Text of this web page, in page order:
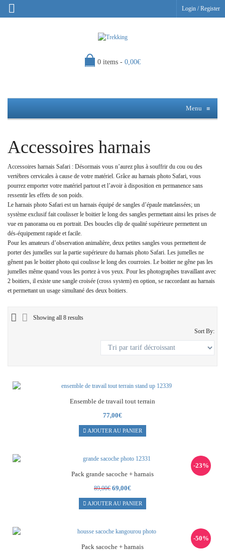
Login /Register
0 items - 0,00€
Menu ≡
Accessoires harnais
Accessoires harnais Safari : Désormais vous n’aurez plus à souffrir du cou ou des
vertèbres cervicales à cause de votre matériel. Grâce au harnais photo Safari, vous
pourrez emporter votre matériel partout et l’avoir à disposition en permanence sans
ressentir les effets de son poids.
Le harnais photo Safari est un harnais équipé de sangles d’épaule matelassées; un
système exclusif fait coulisser le boitier le long des sangles permettant ainsi les prises de
vue en panorama ou en portrait. Des boucles clip de qualité supérieure permettent un
dés-équipement rapide et facile.
Pour les amateurs d’observation animalière, deux petites sangles vous permettent de
porter des jumelles sur la partie supérieure du harnais photo Safari. Les jumelles ne
gênent pas le boitier photo qui coulisse le long des courroies. Le boitier ne gêne pas les
jumelles même quand vous les portez à vos yeux. Pour les photographes travaillant avec
2 boitiers, il existe une sangle croisée (cross system) en option, se raccordant au harnais
et permettant un usage simultané des deux boitiers.
Showing all 8 results
Sort By:
Ensemble de travail tout terrain
77,00€
AJOUTER AU PANIER
Pack grande sacoche + harnais
89,00€ Le
prix
initial
69,00€Le
prix
actuel
-23%
AJOUTER AU PANIER
Pack sacoche + harnais
-50%